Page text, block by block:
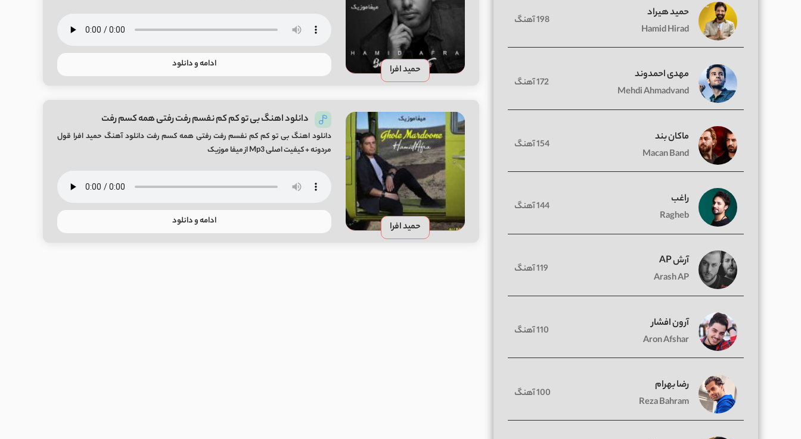
حمید افرا ادامه و دانلود
حمید افرا
دانلود اهنگ بی تو کم کم نفسم رفت رفتی همه کسم رفت
دانلود اهنگ بی تو کم کم نفسم رفت رفتی همه کسم رفت دانلود آهنگ حمید افرا قول
مردونه + کیفیت اصلی Mp3 از میفا موزیک
ادامه و دانلود
حمید هیراد
Hamid Hirad
198 آهنگ
مهدی احمدوند
Mehdi Ahmadvand
172 آهنگ
ماکان بند
Macan Band
154 آهنگ
راغب
Ragheb
144 آهنگ
آرش AP
Arash AP
119 آهنگ
آرون افشار
Aron Afshar
110 آهنگ
رضا بهرام
Reza Bahram
100 آهنگ